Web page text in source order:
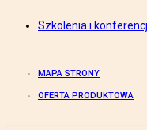
Szkolenia i
MAPA STRONY
OFERTA PRODUKTOWA